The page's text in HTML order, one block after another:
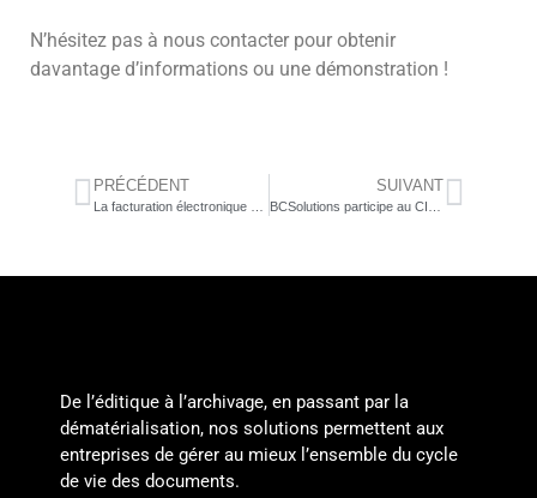
N’hésitez pas à nous contacter pour obtenir
davantage d’informations ou une démonstration !
PRÉCÉDENT SUIVANT
De l’éditique à l’archivage, en passant par la
dématérialisation, nos solutions permettent aux
entreprises de gérer au mieux l’ensemble du cycle
de vie des documents.